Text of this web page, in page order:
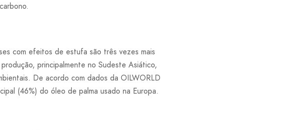
com efeitos de estufa são três vezes mais
principalmente no Sudeste Asiático,
De acordo com dados da OILWORLD
(46%) do óleo de palma usado na Europa.